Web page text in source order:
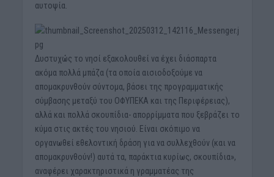
αυτοψία.
Δυστυχώς το νησί εξακολουθεί να έχει διάσπαρτα
ακόμα πολλά μπάζα (τα οποία αισιοδοξούμε να
απομακρυνθούν σύντομα, βάσει της προγραμματικής
σύμβασης μεταξύ του ΟΦΥΠΕΚΑ και της Περιφέρειας),
αλλά και πολλά σκουπίδια- απορρίμματα που ξεβράζει το
κύμα στις ακτές του νησιού. Είναι σκόπιμο να
οργανωθεί εθελοντική δράση για να συλλεχθούν (και να
απομακρυνθούν!) αυτά τα, παράκτια κυρίως, σκουπίδια»,
αναφέρει χαρακτηριστικά η γραμματέας της